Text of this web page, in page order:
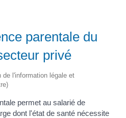
parentale du
privé
de l'information légale et
permet au salarié de
dont l'état de santé nécessite